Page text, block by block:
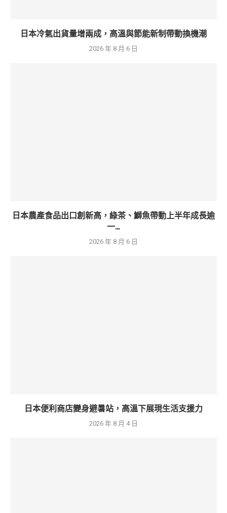
日本冷氣出貨量增兩成，高溫與節能新制帶動換機潮
2026 年 8 月 6 日
日本農產食品出口創新高，綠茶、鰤魚帶動上半年成長逾
一...
2026 年 8 月 6 日
日本便利商店變身避暑站，高溫下展現生活支援力
2026 年 8 月 4 日